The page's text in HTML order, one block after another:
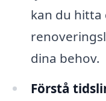
kan du
dina behov.
Förstå